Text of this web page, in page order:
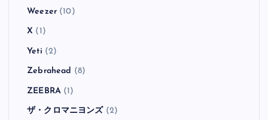
Weezer(10)
X (1)
Yeti (2)
Zebrahead (8)
ZEEBRA(1)
ザ・クロマニヨンズ (2)